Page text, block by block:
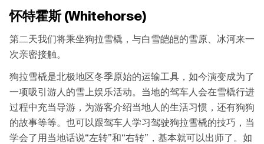
怀特霍斯 (Whitehorse)
第二天我们将乘坐狗拉雪橇，与白雪皑皑的雪原、冰河来一
次亲密接触。
狗拉雪橇是北极地区冬季原始的运输工具，如今演变成为了
一项吸引游人的雪上娱乐活动。当地的驾车人会在雪橇行进
过程中充当导游，为游客介绍当地人的生活习惯，还有狗狗
的故事等等。也可以跟驾车人学习驾驶狗拉雪橇的技巧，当
学会了用当地话说“左转”和“右转”，基本就可以出师了。如